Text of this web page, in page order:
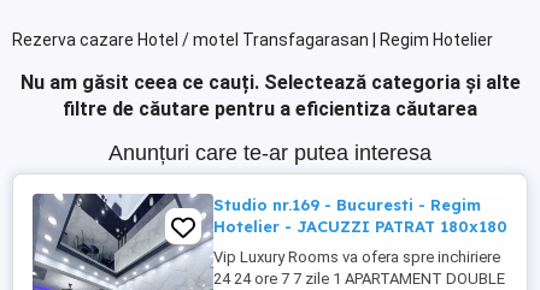
Rezerva cazare Hotel / motel Transfagarasan | Regim Hotelier
Nu am găsit ceea ce cauți. Selectează categoria și alte
filtre de căutare pentru a eficientiza căutarea
Anunțuri care te-ar putea interesa
Studio nr.169 - Bucuresti - Regim
Hotelier - JACUZZI PATRAT 180x180
Vip Luxury Rooms va ofera spre inchiriere
24 24 ore 7 7 zile 1 APARTAMENT DOUBLE